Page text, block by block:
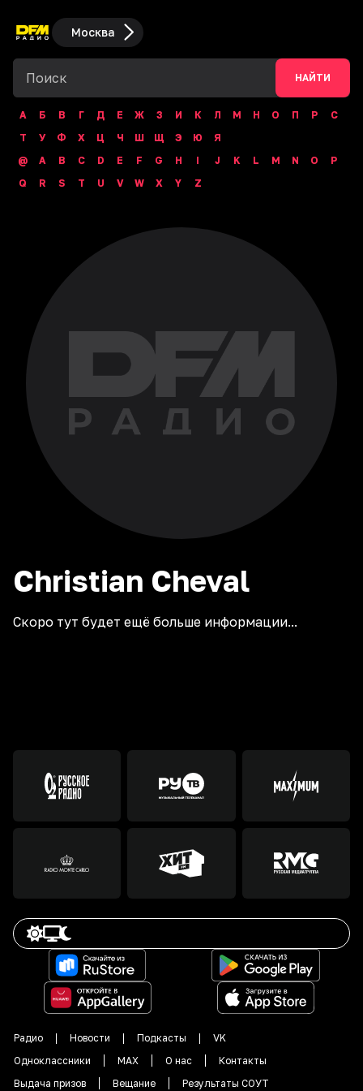
Москва
НАЙТИ
А Б В Г Д Е Ж З И К Л М Н О П Р
С
Т
У Ф Х Ц Ч Ш Щ Э Ю
Я
@
A B C D E F G H I J K L M N O
P
Q
R S T U V W X Y Z
Christian Cheval
Скоро тут будет ещё больше информации...
Радио Новости Подкасты
VK
Одноклассники
MAX О нас
Контакты
Выдача призов
Вещание Результаты СОУТ